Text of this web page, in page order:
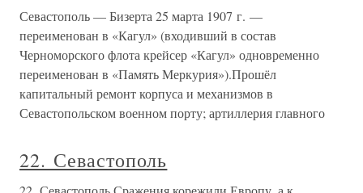
Севастополь — Бизерта 25 марта 1907 г. —
переименован в «Кагул» (входивший в состав
Черноморского флота крейсер «Кагул» одновременно
переименован в «Память Меркурия»).Прошёл
капитальный ремонт корпуса и механизмов в
Севастопольском военном порту; артиллерия главного
22. Севастополь